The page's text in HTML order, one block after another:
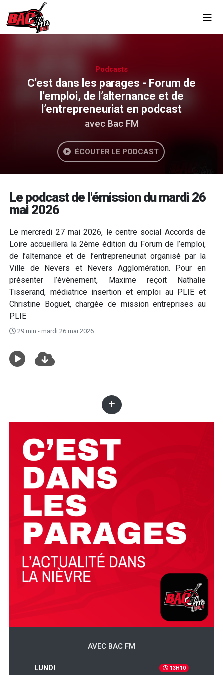
Podcasts
C'est dans les parages - Forum de
l’emploi, de l’alternance et de
l’entrepreneuriat en podcast
avec Bac FM
ÉCOUTER LE PODCAST
Le podcast de l'émission du mardi 26
mai 2026
Le mercredi 27 mai 2026, le centre social Accords de
Loire accueillera la 2ème édition du Forum de l’emploi,
de l’alternance et de l’entrepreneuriat organisé par la
Ville de Nevers et Nevers Agglomération. Pour en
présenter l’évènement, Maxime reçoit Nathalie
Tisserand, médiatrice insertion et emploi au PLIE et
Christine Boguet, chargée de mission entreprises au
PLIE
29 min - mardi 26 mai 2026
AVEC BAC FM
LUNDI 13H10